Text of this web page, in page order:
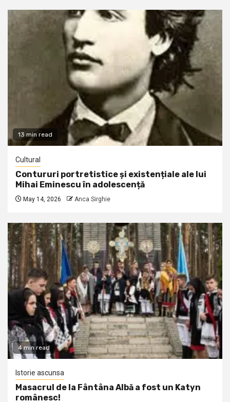
13 min read
Cultural
Contururi portretistice și existențiale ale lui
Mihai Eminescu în adolescență
May 14, 2026 Anca Sirghie
4 min read
Istorie ascunsa
Masacrul de la Fântâna Albă a fost un Katyn
românesc!